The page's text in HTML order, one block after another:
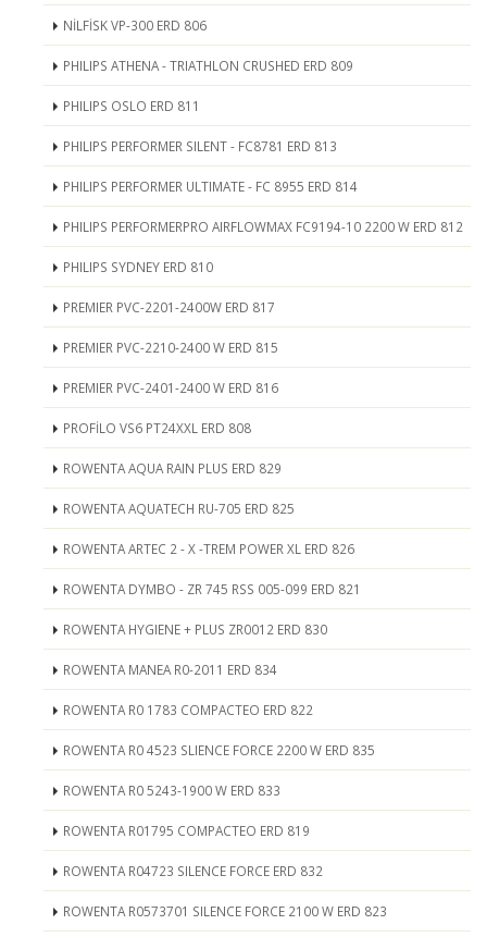
NİLFİSK VP-300 ERD 806
PHILIPS ATHENA - TRIATHLON CRUSHED ERD 809
PHILIPS OSLO ERD 811
PHILIPS PERFORMER SILENT - FC8781 ERD 813
PHILIPS PERFORMER ULTIMATE - FC 8955 ERD 814
PHILIPS PERFORMERPRO AIRFLOWMAX FC9194-10 2200 W ERD 812
PHILIPS SYDNEY ERD 810
PREMIER PVC-2201-2400W ERD 817
PREMIER PVC-2210-2400 W ERD 815
PREMIER PVC-2401-2400 W ERD 816
PROFİLO VS6 PT24XXL ERD 808
ROWENTA AQUA RAIN PLUS ERD 829
ROWENTA AQUATECH RU-705 ERD 825
ROWENTA ARTEC 2 - X -TREM POWER XL ERD 826
ROWENTA DYMBO - ZR 745 RSS 005-099 ERD 821
ROWENTA HYGIENE + PLUS ZR0012 ERD 830
ROWENTA MANEA R0-2011 ERD 834
ROWENTA R0 1783 COMPACTEO ERD 822
ROWENTA R0 4523 SLIENCE FORCE 2200 W ERD 835
ROWENTA R0 5243-1900 W ERD 833
ROWENTA R01795 COMPACTEO ERD 819
ROWENTA R04723 SILENCE FORCE ERD 832
ROWENTA R0573701 SILENCE FORCE 2100 W ERD 823